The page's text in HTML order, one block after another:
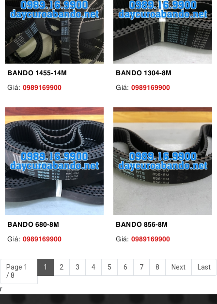
BANDO 1455-14M
Giá: 0989169900
BANDO 1304-8M
Giá: 0989169900
BANDO 680-8M
Giá: 0989169900
BANDO 856-8M
Giá: 0989169900
Page 1
/ 8
1 2 3 4 5 6 7 8 Next Last
r